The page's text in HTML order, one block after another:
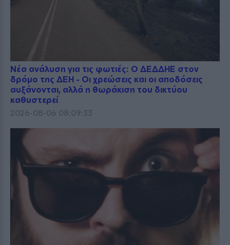
Νέα ανάλυση για τις φωτιές: Ο ΔΕΔΔΗΕ στον
δρόμο της ΔΕΗ - Οι χρεώσεις και οι αποδόσεις
αυξάνονται, αλλά η θωράκιση του δικτύου
καθυστερεί
2026-08-06 08:09:33